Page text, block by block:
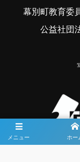
メニュー ホー
幕別町教育委
公益社団